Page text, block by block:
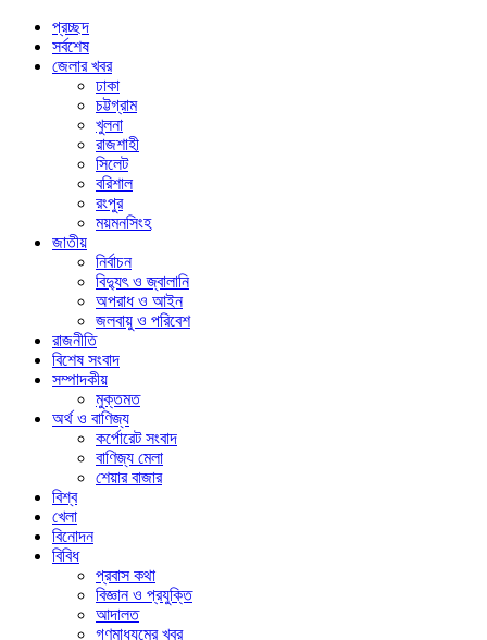
প্রচ্ছদ
সর্বশেষ
জেলার খবর
ঢাকা
চট্টগ্রাম
খুলনা
রাজশাহী
সিলেট
বরিশাল
রংপুর
ময়মনসিংহ
জাতীয়
নির্বাচন
বিদ্যুৎ ও জ্বালানি
অপরাধ ও আইন
জলবায়ু ও পরিবেশ
রাজনীতি
বিশেষ সংবাদ
সম্পাদকীয়
মুক্তমত
অর্থ ও বাণিজ্য
কর্পোরেট সংবাদ
বাণিজ্য মেলা
শেয়ার বাজার
বিশ্ব
খেলা
বিনোদন
বিবিধ
প্রবাস কথা
বিজ্ঞান ও প্রযুক্তি
আদালত
গণমাধ্যমের খবর